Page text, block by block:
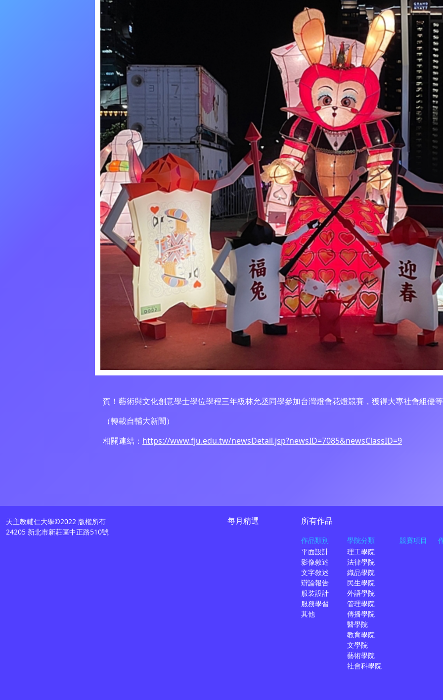
賀！藝術與文化創意學士學位學程三年級林允丞同學參加台灣燈會花燈競賽，獲得大專社會組優
（轉載自輔大新聞）
相關連結： https://www.fju.edu.tw/newsDetail.jsp?newsID=7085&newsClassID=9
每月精選 所有作品
作品類別
平面設計
影像敘述
文字敘述
辯論報告
服裝設計
服務學習
其他
學院分類
理工學院
法律學院
織品學院
民生學院
外語學院
管理學院
傳播學院
醫學院
教育學院
文學院
藝術學院
社會科學院
競賽項目
天主教輔仁大學©2022 版權所有
24205 新北市新莊區中正路510號